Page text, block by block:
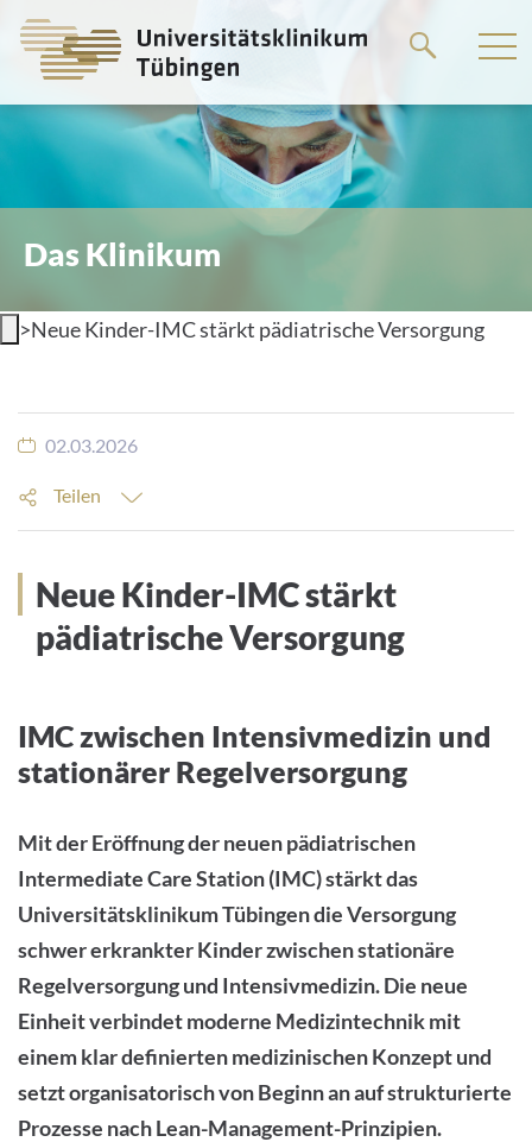
zum
Das Klinikum
>Neue Kinder-IMC stärkt pädiatrische Versorgung
02.03.2026
Teilen
Neue Kinder-IMC stärkt
pädiatrische Versorgung
IMC zwischen Intensivmedizin und
stationärer Regelversorgung
Mit der Eröffnung der neuen pädiatrischen
Intermediate Care Station (IMC) stärkt das
Universitätsklinikum Tübingen die Versorgung
schwer erkrankter Kinder zwischen stationäre
Regelversorgung und Intensivmedizin. Die neue
Einheit verbindet moderne Medizintechnik mit
einem klar definierten medizinischen Konzept und
setzt organisatorisch von Beginn an auf strukturierte
Prozesse nach Lean-Management-Prinzipien.